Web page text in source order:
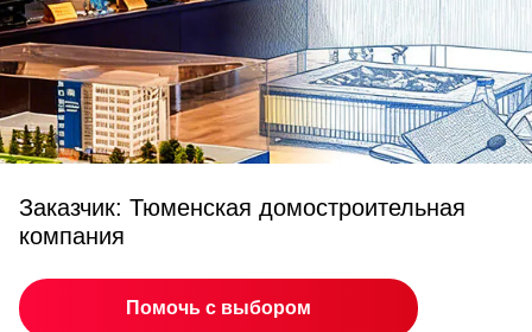
Заказчик: Тюменская домостроительная
компания
Помочь с выбором